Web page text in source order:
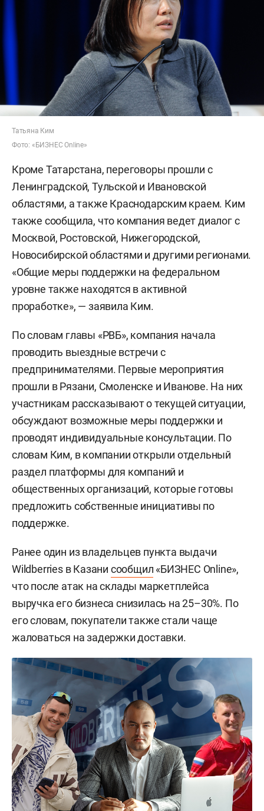
Татьяна Ким
Фото: «БИЗНЕС Online»
Кроме Татарстана, переговоры прошли с
Ленинградской, Тульской и Ивановской
областями, а также Краснодарским краем. Ким
также сообщила, что компания ведет диалог с
Москвой, Ростовской, Нижегородской,
Новосибирской областями и другими регионами.
«Общие меры поддержки на федеральном
уровне также находятся в активной
проработке», — заявила Ким.
По словам главы «РВБ», компания начала
проводить выездные встречи с
предпринимателями. Первые мероприятия
прошли в Рязани, Смоленске и Иванове. На них
участникам рассказывают о текущей ситуации,
обсуждают возможные меры поддержки и
проводят индивидуальные консультации. По
словам Ким, в компании открыли отдельный
раздел платформы для компаний и
общественных организаций, которые готовы
предложить собственные инициативы по
поддержке.
Ранее один из владельцев пункта выдачи
Wildberries в Казани сообщил «БИЗНЕС Online»,
что после атак на склады маркетплейса
выручка его бизнеса снизилась на 25–30%. По
его словам, покупатели также стали чаще
жаловаться на задержки доставки.